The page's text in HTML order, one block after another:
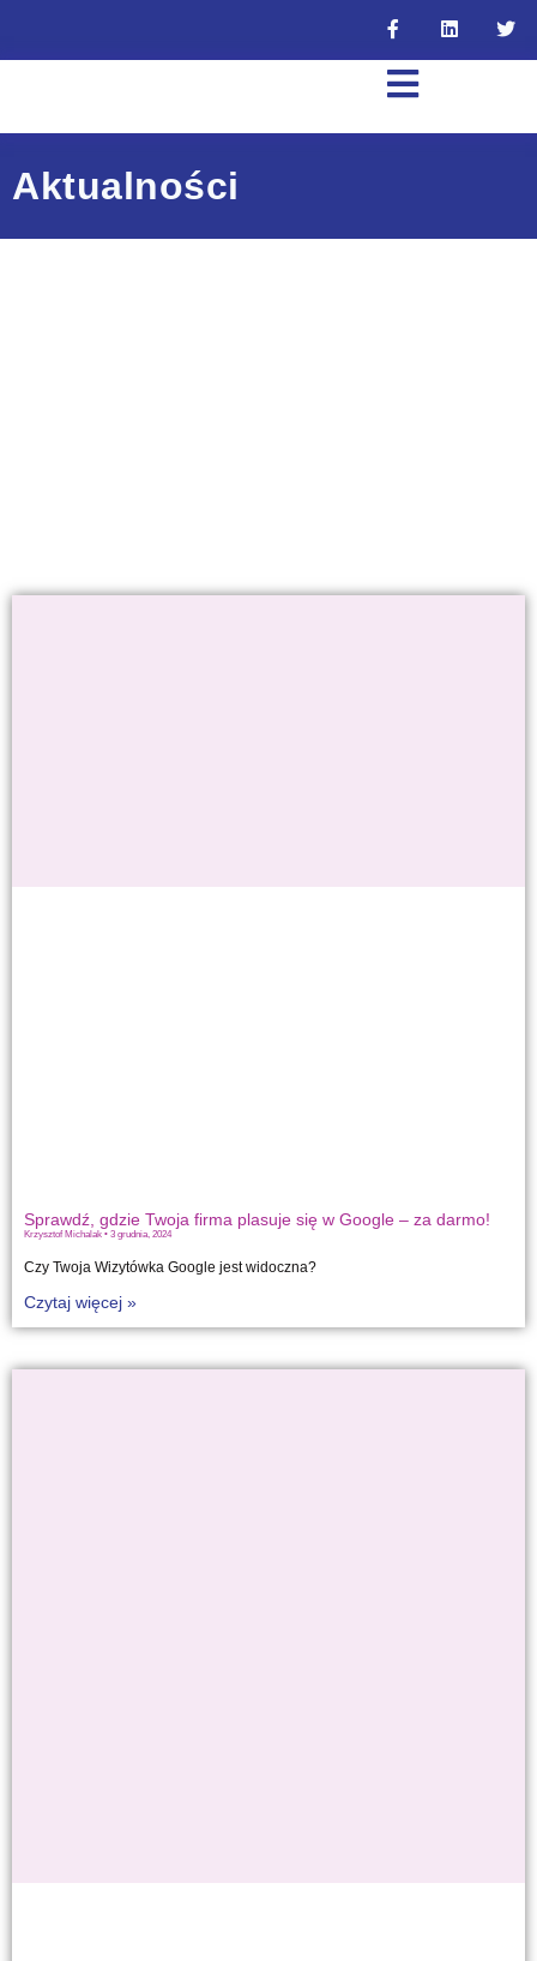
Aktualności
Sprawdź, gdzie Twoja firma plasuje się w Google – za darmo!
Krzysztof Michalak 3 grudnia, 2024
Czy Twoja Wizytówka Google jest widoczna?
Czytaj więcej »